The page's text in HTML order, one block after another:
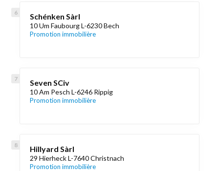
Schénken Sàrl
10 Um Faubourg L-6230 Bech
Promotion immobilière
Seven SCiv
10 Am Pesch L-6246 Rippig
Promotion immobilière
Hillyard Sàrl
29 Hierheck L-7640 Christnach
Promotion immobilière